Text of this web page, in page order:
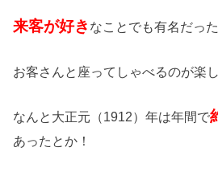
来客が好き なことでも有名だっ
お客さんと座ってしゃべるのが楽
なんと大正元（1912）年は年間で
あったとか！